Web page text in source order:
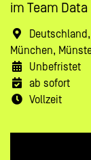
im Team
München,
Unbefristet
ab sofort
Vollzeit